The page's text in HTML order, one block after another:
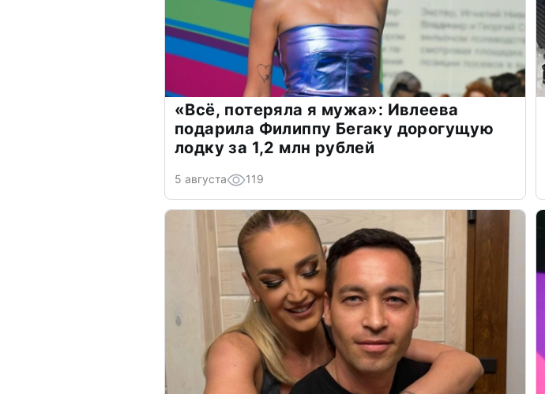
«Всё, потеряла я мужа»: Ивлеева
подарила Филиппу Бегаку дорогущую
лодку за 1,2 млн рублей
5 августа 119